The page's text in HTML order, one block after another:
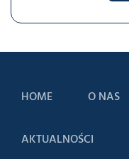
HOME O NAS
AKTUALNOŚCI